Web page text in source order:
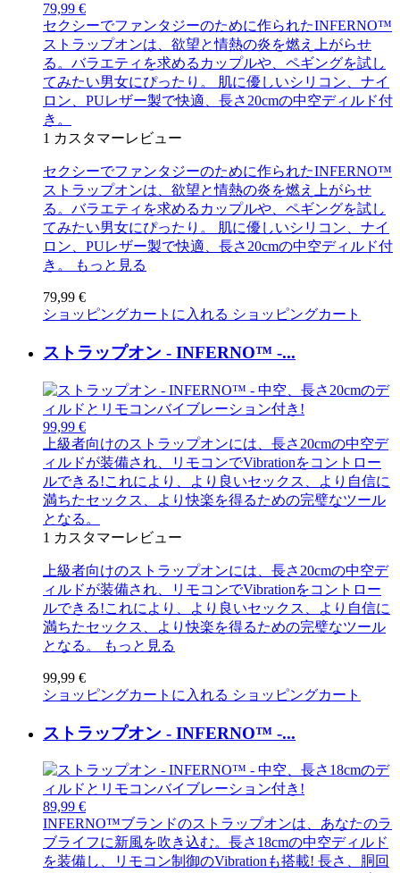
79,99 €
セクシーでファンタジーのために作られたINFERNO™
ストラップオンは、欲望と情熱の炎を燃え上がらせ
る。バラエティを求めるカップルや、ペギングを試し
てみたい男女にぴったり。 肌に優しいシリコン、ナイ
ロン、PUレザー製で快適、長さ20cmの中空ディルド付
き。
1 カスタマーレビュー
セクシーでファンタジーのために作られたINFERNO™
ストラップオンは、欲望と情熱の炎を燃え上がらせ
る。バラエティを求めるカップルや、ペギングを試し
てみたい男女にぴったり。 肌に優しいシリコン、ナイ
ロン、PUレザー製で快適、長さ20cmの中空ディルド付
き。
もっと見る
79,99 €
ショッピングカートに入れる ショッピングカート
ストラップオン - INFERNO™ -...
99,99 €
上級者向けのストラップオンには、長さ20cmの中空デ
ィルドが装備され、リモコンでVibrationをコントロー
ルできる!これにより、より良いセックス、より自信に
満ちたセックス、より快楽を得るための完璧なツール
となる。
1 カスタマーレビュー
上級者向けのストラップオンには、長さ20cmの中空デ
ィルドが装備され、リモコンでVibrationをコントロー
ルできる!これにより、より良いセックス、より自信に
満ちたセックス、より快楽を得るための完璧なツール
となる。
もっと見る
99,99 €
ショッピングカートに入れる ショッピングカート
ストラップオン - INFERNO™ -...
89,99 €
INFERNO™ブランドのストラップオンは、あなたのラ
ブライフに新風を吹き込む。長さ18cmの中空ディルド
を装備し、リモコン制御のVibrationも搭載! 長さ、胴回